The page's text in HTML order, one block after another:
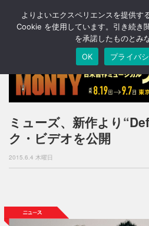
ミューズ、新作より
ク・ビデオを公開
2015.6.4 木曜日
よりよいエクスペリエンスを提供す
Cookie を使用しています。引き続き
を承諾したものとみ
OK
プライバ